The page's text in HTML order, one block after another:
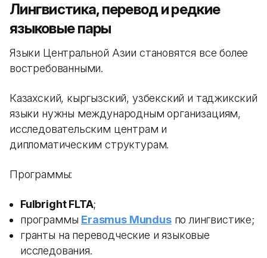
Лингвистика, перевод и редкие
языковые пары
Языки Центральной Азии становятся все более
востребованными.
Казахский, кыргызский, узбекский и таджикский
языки нужны международным организациям,
исследовательским центрам и
дипломатическим структурам.
Программы:
Fulbright FLTA;
программы Erasmus Mundusпо лингвистике;
гранты на переводческие и языковые
исследования.